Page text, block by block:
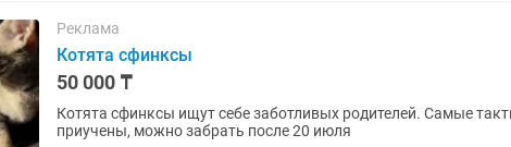
Реклама
Котята сфинксы
50 000 ₸
Котята сфинксы ищут себе заботливых родителей. Самые
приучены, можно забрать после 20 июля